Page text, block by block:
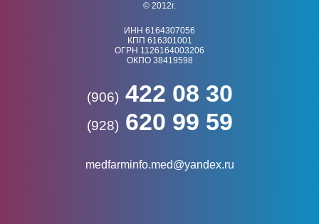
© 2012г.
ИНН 6164307056
КПП 616301001
ОГРН 1126164003206
ОКПО 38419598
(906) 422 08 30
(928) 620 99 59
medfarminfo.med@yandex.ru